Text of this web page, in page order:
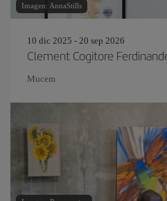
Imagen: AnnaStills
10 dic 2025 - 20 sep 2026
Clement Cogitore
Mucem